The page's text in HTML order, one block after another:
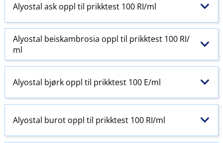
Alyostal ask oppl til prikktest 100 RI​/​ml
Alyostal beiskambrosia oppl til prikktest 100 RI​/​
ml
Alyostal bjørk oppl til prikktest 100 E​/​ml
Alyostal burot oppl til prikktest 100 RI​/​ml